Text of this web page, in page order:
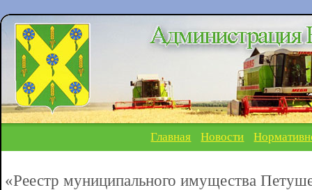
Главная Новости
«Реестр муниципального имущества